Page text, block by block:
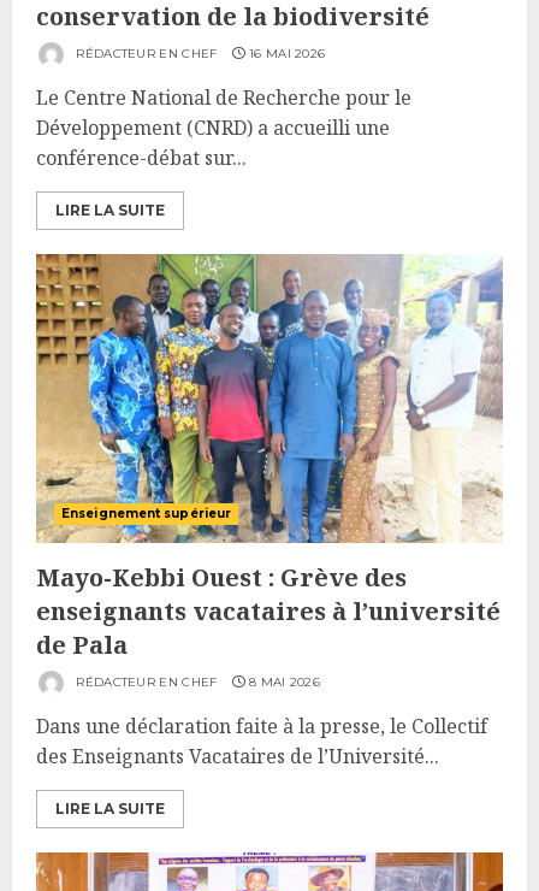
conservation de la biodiversité
RÉDACTEUR EN CHEF 16 MAI 2026
Le Centre National de Recherche pour le
Développement (CNRD) a accueilli une
conférence-débat sur...
LIRE LA SUITE
Enseignement supérieur
Mayo-Kebbi Ouest : Grève des
enseignants vacataires à l’université
de Pala
RÉDACTEUR EN CHEF 8 MAI 2026
Dans une déclaration faite à la presse, le Collectif
des Enseignants Vacataires de l’Université...
LIRE LA SUITE